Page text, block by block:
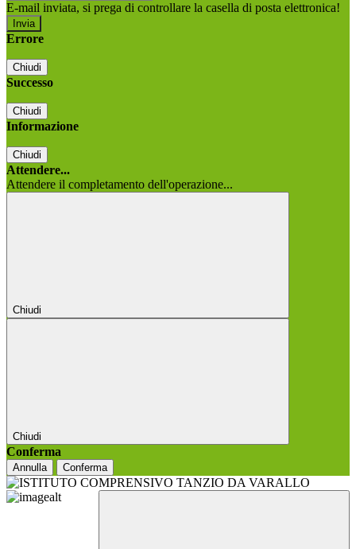
E-mail inviata, si prega di controllare la casella di posta elettronica!
Errore
Chiudi
Successo
Chiudi
Informazione
Chiudi
Attendere...
Attendere il completamento dell'operazione...
Chiudi
Chiudi
Conferma
Annulla Conferma